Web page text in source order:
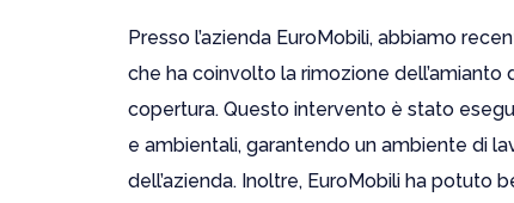
Presso l’azienda EuroMobili, abbiamo
che ha coinvolto la rimozione
copertura. Questo intervento è stato
e ambientali, garantendo un ambiente di
dell’azienda. Inoltre, EuroMobili ha potuto